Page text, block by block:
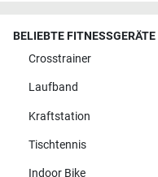
BELIEBTE
Crosstrainer
Laufband
Kraftstation
Tischtennis
Indoor Bike